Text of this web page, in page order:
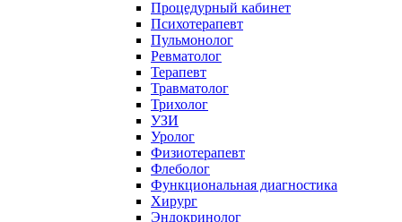
Процедурный кабинет
Психотерапевт
Пульмонолог
Ревматолог
Терапевт
Травматолог
Трихолог
УЗИ
Уролог
Физиотерапевт
Флеболог
Функциональная диагностика
Хирург
Эндокринолог